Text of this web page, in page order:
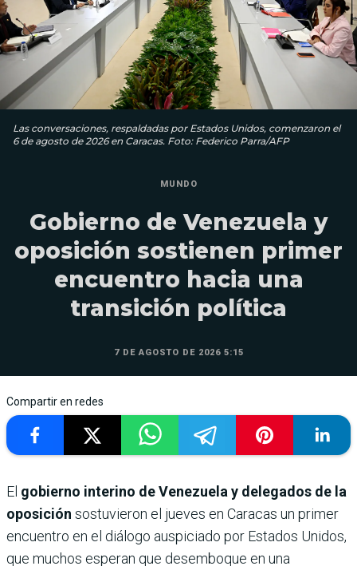
Las conversaciones, respaldadas por Estados Unidos, comenzaron el
6 de agosto de 2026 en Caracas. Foto: Federico Parra/AFP
MUNDO
Gobierno de Venezuela y
oposición sostienen primer
encuentro hacia una
transición política
7 DE AGOSTO DE 2026 5:15
Compartir en redes
El gobierno interino de Venezuela y delegados de la
oposición sostuvieron el jueves en Caracas un primer
encuentro en el diálogo auspiciado por Estados Unidos,
que muchos esperan que desemboque en una